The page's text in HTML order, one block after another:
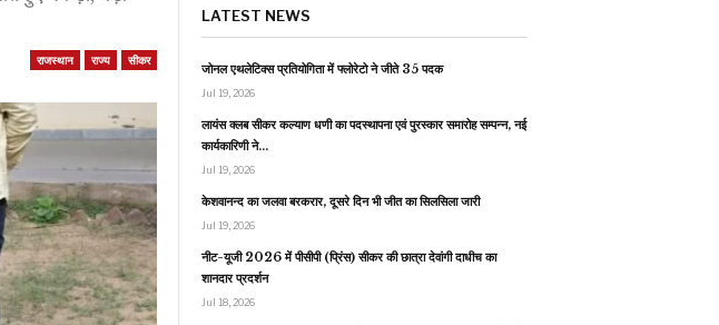
राजस्थान राज्य सीकर
LATEST NEWS
जोनल एथलेटिक्स प्रतियोगिता में फ्लोरेटो ने जीते 35 पदक
Jul 19, 2026
लायंस क्लब सीकर कल्याण धणी का पदस्थापना एवं पुरस्कार समारोह सम्पन्न, नई
कार्यकारिणी ने…
Jul 19, 2026
केशवानन्द का जलवा बरकरार, दूसरे दिन भी जीत का सिलसिला जारी
Jul 19, 2026
नीट-यूजी 2026 में पीसीपी (प्रिंस) सीकर की छात्रा देवांगी दाधीच का
शानदार प्रदर्शन
Jul 18, 2026